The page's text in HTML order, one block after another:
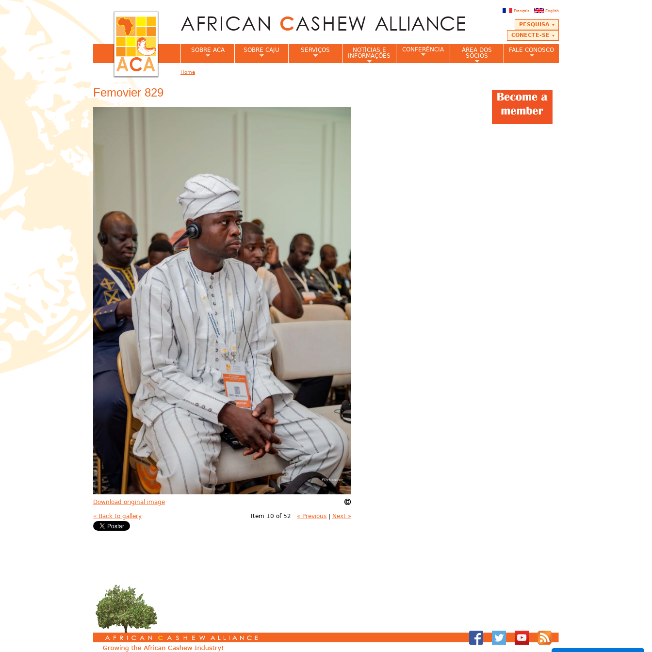
English
Français
PESQUISA
CONECTE-SE
Femovier 829
Download original image
« Back to gallery Item 10 of 52 « Previous Next »
SOBRE ACA SOBRE CAJU SERVIÇOS
NOTÍCIAS E
INFORMAÇÕES
CONFERÊNCIA
ÁREA DOS
SÓCIOS
FALE CONOSCO
Home